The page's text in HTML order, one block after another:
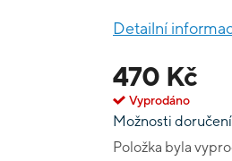
470 Kč
Vyprodáno
Možnosti doručení
Položka byla
Detailní